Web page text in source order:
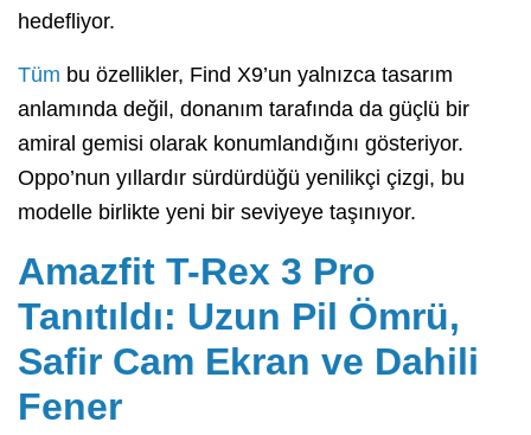
hedefliyor.
Tüm bu özellikler, Find X9’un yalnızca tasarım
anlamında değil, donanım tarafında da güçlü bir
amiral gemisi olarak konumlandığını gösteriyor.
Oppo’nun yıllardır sürdürdüğü yenilikçi çizgi, bu
modelle birlikte yeni bir seviyeye taşınıyor.
Amazfit T-Rex 3 Pro
Tanıtıldı: Uzun Pil Ömrü,
Safir Cam Ekran ve Dahili
Fener